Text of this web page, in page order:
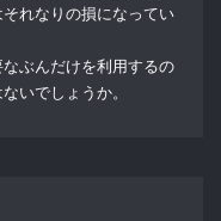
れなりの損になってい
ぶんだけを利用するの
いでしょうか。